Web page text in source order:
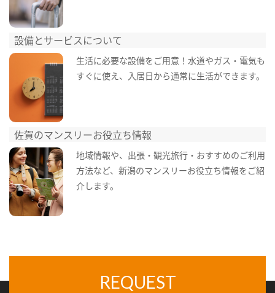
設備とサービスについて
生活に必要な設備をご用意！水道やガス・電気も
すぐに使え、入居日から通常に生活ができます。
佐賀のマンスリーお役立ち情報
地域情報や、出張・観光旅行・おすすめのご利用
方法など、新潟のマンスリーお役立ち情報をご紹
介します。
REQUEST